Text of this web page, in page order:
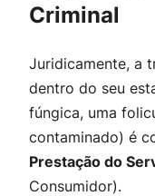
Criminal
Juridicamente, a
dentro do seu
fúngica, uma
contaminado) é
Prestação do
Consumidor).